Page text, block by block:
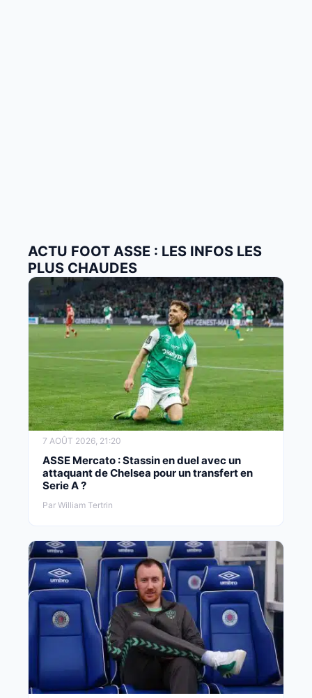
ACTU FOOT ASSE : LES INFOS LES
PLUS CHAUDES
7 AOÛT 2026, 21:20
ASSE Mercato : Stassin en duel avec un
attaquant de Chelsea pour un transfert en
Serie A ?
Par William Tertrin